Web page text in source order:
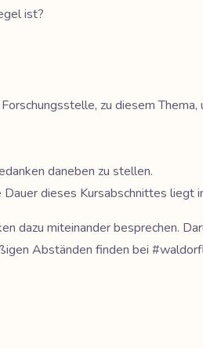
ist?
zu diesem
daneben zu stellen.
dieses Kursabschnittes liegt
dazu miteinander besprechen.
Abständen finden bei